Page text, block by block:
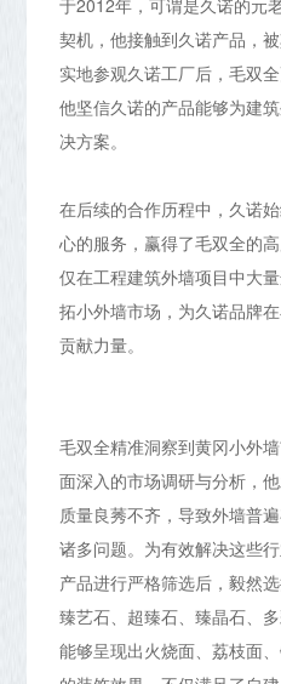
契机，他接触到久诺产品，
实地参观久诺工厂后，毛双
他坚信久诺的产品能够为建
决方案。
在后续的合作历程中，久诺
心的服务，赢得了毛双全的
仅在工程建筑外墙项目中大
拓小外墙市场，为久诺品牌
贡献力量。
毛双全精准洞察到黄冈小外
面深入的市场调研与分析，
质量良莠不齐，导致外墙普
诸多问题。为有效解决这些
产品进行严格筛选后，毅然
臻艺石、超臻石、臻晶石、
能够呈现出火烧面、荔枝面